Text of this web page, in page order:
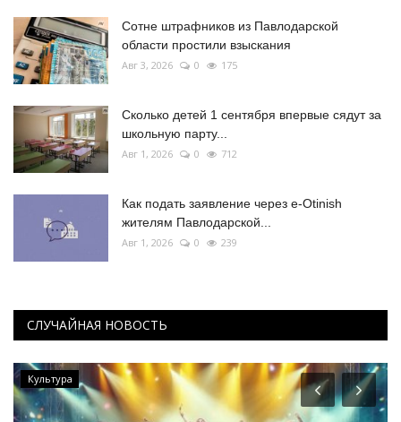
Сотне штрафников из Павлодарской
области простили взыскания
Авг 3, 2026 0 175
Сколько детей 1 сентября впервые сядут за
школьную парту...
Авг 1, 2026 0 712
Как подать заявление через e-Otinish
жителям Павлодарской...
Авг 1, 2026 0 239
СЛУЧАЙНАЯ НОВОСТЬ
Культура